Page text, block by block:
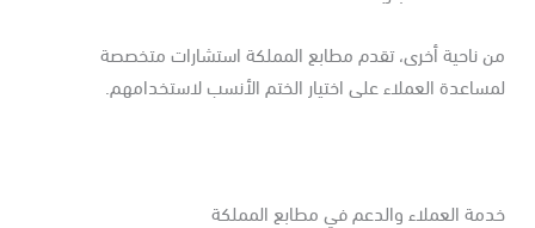
ناحية أخرى، تقدم مطابع المملكة استشارات متخصصة
العملاء على اختيار الختم الأنسب لاستخدامهم.
العملاء والدعم في مطابع المملكة